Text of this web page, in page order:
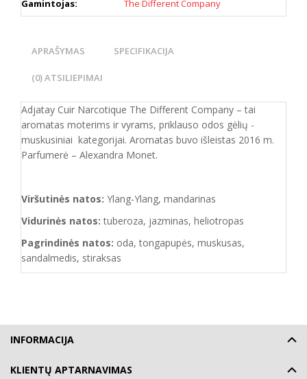
Gamintojas: The Different Company
APRAŠYMAS SPECIFIKACIJA
(0) ATSILIEPIMAI
Adjatay Cuir Narcotique The Different Company – tai
aromatas moterims ir vyrams, priklauso odos gėlių -
muskusiniai kategorijai. Aromatas buvo išleistas 2016 m.
Parfumerė – Alexandra Monet.
Viršutinės natos: Ylang-Ylang, mandarinas
Vidurinės natos: tuberoza, jazminas, heliotropas
Pagrindinės natos: oda, tongapupės, muskusas,
sandalmedis, stiraksas
INFORMACIJA
KLIENTŲ APTARNAVIMAS